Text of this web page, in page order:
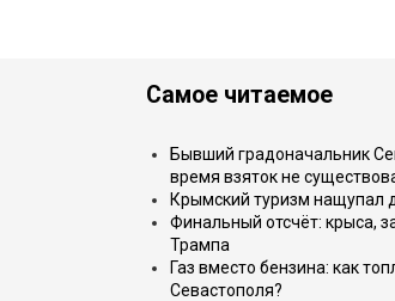
Самое читаемое
Бывший градоначальник
время взяток не
Крымский туризм нащупал
Финальный отсчёт: крыса,
Трампа
Газ вместо бензина: как
Севастополя?